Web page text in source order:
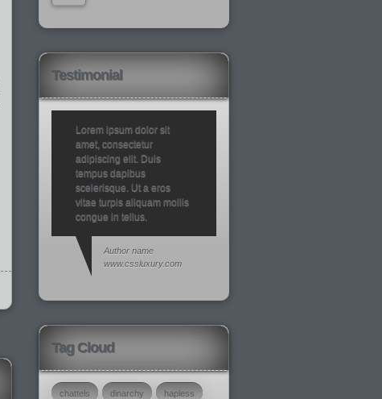
Testimonial
Lorem ipsum dolor sit
amet, consectetur
adipiscing elit. Duis
tempus dapibus
scelerisque. Ut a eros
vitae turpis aliquam mollis
congue in tellus.
Author name
www.cssluxury.com
Tag Cloud
chattels dinarchy hapless